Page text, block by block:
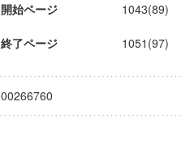
開始ページ
1043(89)
終了ページ 1051(97)
00266760